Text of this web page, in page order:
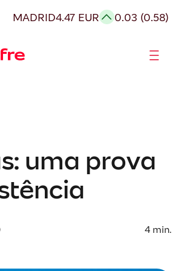
MADRID4.47 EUR 0.03 (0.58)
uma prova
4 min.